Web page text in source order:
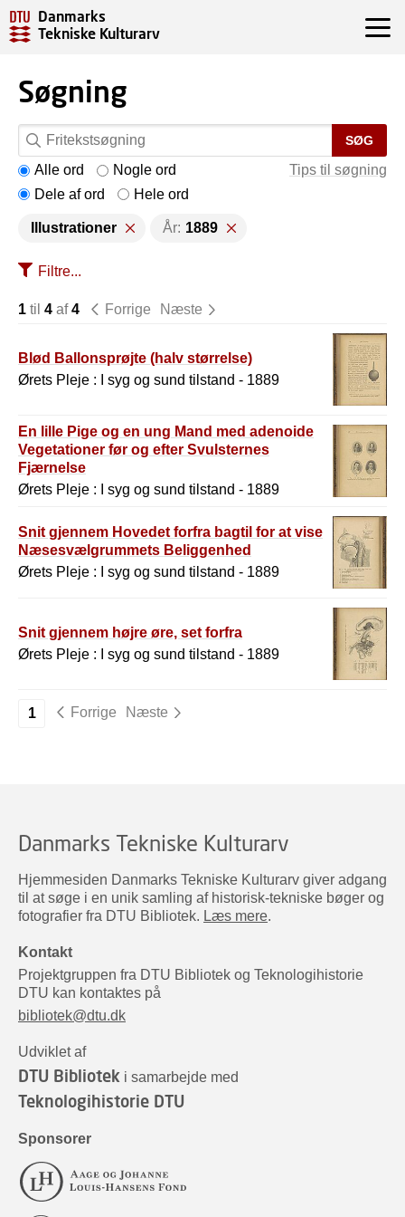
Danmarks
Tekniske Kulturarv
Søgning
SØG
Tips til søgning
Alle ord
Nogle ord
Dele af ord
Hele ord
Illustrationer År: 1889
Filtre...
1 til 4 af4 Forrige Næste
Blød Ballonsprøjte (halv størrelse)
Ørets Pleje : I syg og sund tilstand - 1889
En lille Pige og en ung Mand med adenoide
Vegetationer før og efter Svulsternes
Fjærnelse
Ørets Pleje : I syg og sund tilstand - 1889
Snit gjennem Hovedet forfra bagtil for at vise
Næsesvælgrummets Beliggenhed
Ørets Pleje : I syg og sund tilstand - 1889
Snit gjennem højre øre, set forfra
Ørets Pleje : I syg og sund tilstand - 1889
1 Forrige Næste
Danmarks Tekniske Kulturarv
Hjemmesiden Danmarks Tekniske Kulturarv giver adgang
til at søge i en unik samling af historisk-tekniske bøger og
fotografier fra DTU Bibliotek. Læs mere.
Kontakt
Projektgruppen fra DTU Bibliotek og Teknologihistorie
DTU kan kontaktes på
bibliotek@dtu.dk
Udviklet af
DTU Bibliotek i samarbejde med
Teknologihistorie DTU
Sponsorer